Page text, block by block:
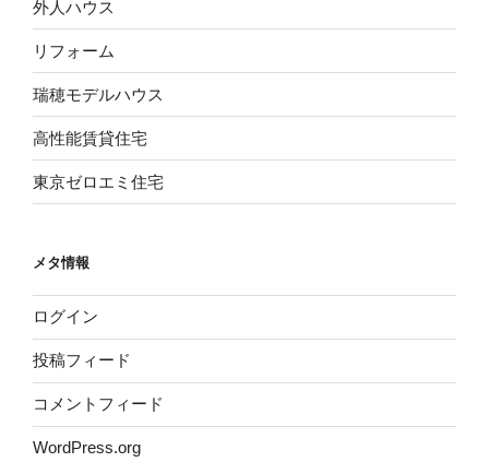
外人ハウス
リフォーム
瑞穂モデルハウス
高性能賃貸住宅
東京ゼロエミ住宅
メタ情報
ログイン
投稿フィード
コメントフィード
WordPress.org